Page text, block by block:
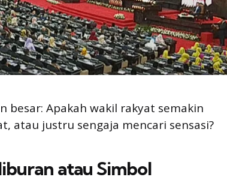
besar: Apakah wakil rakyat semakin
atau justru sengaja mencari sensasi?
atau Simbol